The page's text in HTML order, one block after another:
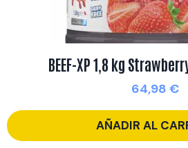
BEEF-XP 1,8 kg
64,98 €
AÑADIR AL